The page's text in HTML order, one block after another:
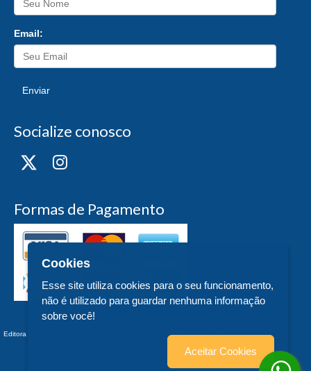
Email:
Enviar
Socialize conosco
Formas de Pagamento
Editora UFSC - CNPJ n° 83.899.526/0006-97 - teste - Trindade - - SC
Cookies
Esse site utiliza cookies para o seu funcionamento,
não é utilizado para guardar nenhuma informação
sobre você!
Aceitar Cookies